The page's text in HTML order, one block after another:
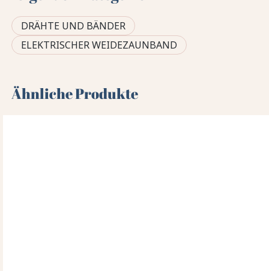
DRÄHTE UND BÄNDER
ELEKTRISCHER WEIDEZAUNBAND
Ähnliche Produkte